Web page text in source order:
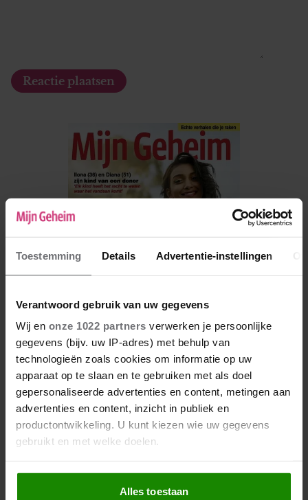
Toestemming Details Advertentie-instellingen
Verantwoord gebruik van uw gegevens
Wij en onze 1022 partners verwerken je persoonlijke
gegevens (bijv. uw IP-adres) met behulp van
technologieën zoals cookies om informatie op uw
apparaat op te slaan en te gebruiken met als doel
gepersonaliseerde advertenties en content, metingen aan
advertenties en content, inzicht in publiek en
productontwikkeling. U kunt kiezen wie uw gegevens
gebruikt en met welke doelen.
Als u het toestaat, willen we ook graag:
Informatie verzamelen over uw geografische locatie,
Alles toestaan
De nieuwe Mijn Geheim ligt nu in de winkel
Abonneren
Digitaal lezen
Los kopen